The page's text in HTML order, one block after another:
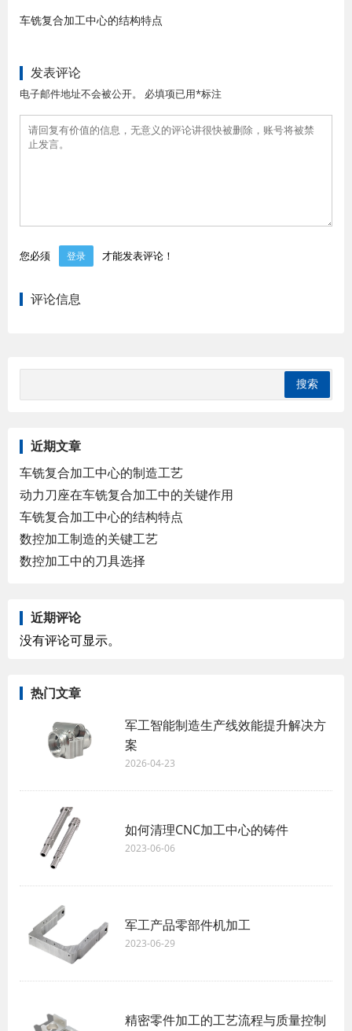
车铣复合加工中心的结构特点
发表评论
电子邮件地址不会被公开。 必填项已用*标注
您必须 登录 才能发表评论！
评论信息
近期文章
车铣复合加工中心的制造工艺
动力刀座在车铣复合加工中的关键作用
车铣复合加工中心的结构特点
数控加工制造的关键工艺
数控加工中的刀具选择
近期评论
没有评论可显示。
热门文章
军工智能制造生产线效能提升解决方
案
2026-04-23
如何清理CNC加工中心的铸件
2023-06-06
军工产品零部件机加工
2023-06-29
精密零件加工的工艺流程与质量控制